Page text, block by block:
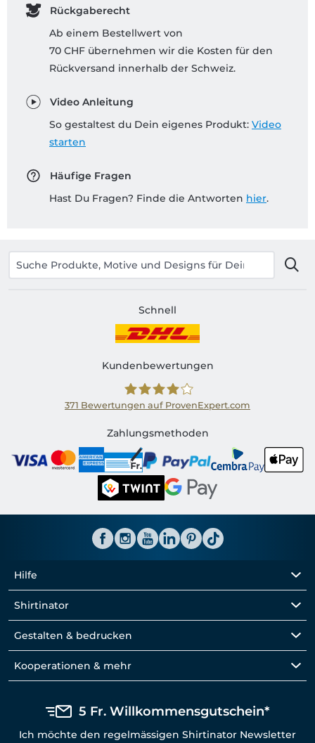
Rückgaberecht
Ab einem Bestellwert von
70 CHF übernehmen wir die Kosten für den
Rückversand innerhalb der Schweiz.
Video Anleitung
So gestaltest du Dein eigenes Produkt: Video
starten
Häufige Fragen
Hast Du Fragen? Finde die Antworten hier.
Schnell
Kundenbewertungen
Shirtinator CH
371 Bewertungen auf ProvenExpert.com
Zahlungsmethoden
Hilfe
Shirtinator
Gestalten & bedrucken
Kooperationen & mehr
5 Fr. Willkommensgutschein*
Ich möchte den regelmässigen Shirtinator Newsletter